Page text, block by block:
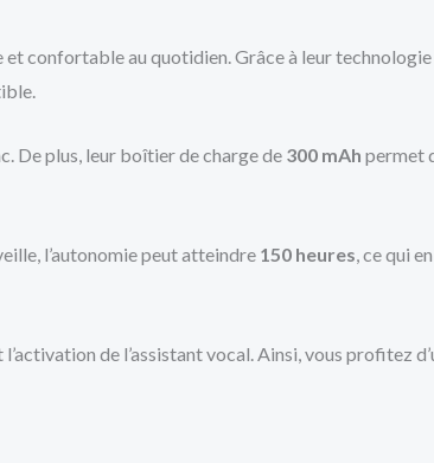
confortable au quotidien. Grâce à leur technologie
De plus, leur boîtier de charge de 300 mAh permet
l’autonomie peut atteindre 150 heures, ce qui
de l’assistant vocal. Ainsi, vous profitez